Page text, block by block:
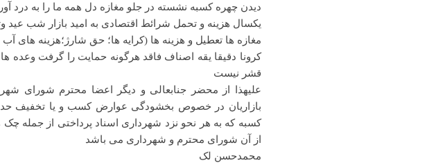
دیدن چهره کسبه نشسته در جلو مغازه دل همه ما را به درد
یکسال هزینه و تحمل شرائط اقتصادی به امید بازار شب عید
مغازه ها تعطیل و هزینه ها (کرایه ها؛ حق شارژ؛هزینه های
کرونا دقیقا یقه اصناف فاقد هرگونه حمایت را گرفت وعده
قشر نیست
علیهذا از محضر جنابعالی و دیگر اعضا محترم شورای
بازاریان در خصوص بخشودگی عوارض کسب و یا تخفیف
کسبه که به هر نحو نزد شهرداری اسناد پرداختی از جمله
از آن شورای محترم و شهرداری می باشد
محمدحسن لک